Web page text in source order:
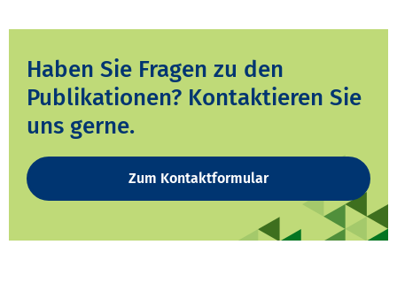
Haben Sie Fragen zu den
Publikationen? Kontaktieren Sie
uns gerne.
Zum Kontaktformular